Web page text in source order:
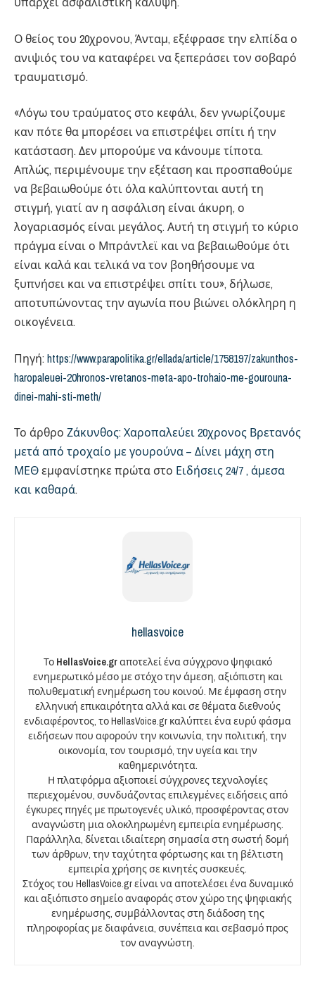
Ο θείος του 20χρονου, Άνταμ, εξέφρασε την ελπίδα ο
ανιψιός του να καταφέρει να ξεπεράσει τον σοβαρό
τραυματισμό.
«Λόγω του τραύματος στο κεφάλι, δεν γνωρίζουμε
καν πότε θα μπορέσει να επιστρέψει σπίτι ή την
κατάσταση. Δεν μπορούμε να κάνουμε τίποτα.
Απλώς, περιμένουμε την εξέταση και προσπαθούμε
να βεβαιωθούμε ότι όλα καλύπτονται αυτή τη
στιγμή, γιατί αν η ασφάλιση είναι άκυρη, ο
λογαριασμός είναι μεγάλος. Αυτή τη στιγμή το κύριο
πράγμα είναι ο Μπράντλεϊ και να βεβαιωθούμε ότι
είναι καλά και τελικά να τον βοηθήσουμε να
ξυπνήσει και να επιστρέψει σπίτι του», δήλωσε,
αποτυπώνοντας την αγωνία που βιώνει ολόκληρη η
οικογένεια.
Πηγή: https://www.parapolitika.gr/ellada/article/1758197/zakunthos-
haropaleuei-20hronos-vretanos-meta-apo-trohaio-me-gourouna-
dinei-mahi-sti-meth/
Το άρθρο Ζάκυνθος: Χαροπαλεύει 20χρονος Βρετανός
μετά από τροχαίο με γουρούνα – Δίνει μάχη στη
ΜΕΘεμφανίστηκε πρώτα στο Ειδήσεις 24/7 , άμεσα
και καθαρά.
hellasvoice
Το HellasVoice.grαποτελεί ένα σύγχρονο ψηφιακό
ενημερωτικό μέσο με στόχο την άμεση, αξιόπιστη και
πολυθεματική ενημέρωση του κοινού. Με έμφαση στην
ελληνική επικαιρότητα αλλά και σε θέματα διεθνούς
ενδιαφέροντος, το HellasVoice.gr καλύπτει ένα ευρύ φάσμα
ειδήσεων που αφορούν την κοινωνία, την πολιτική, την
οικονομία, τον τουρισμό, την υγεία και την
καθημερινότητα.
Η πλατφόρμα αξιοποιεί σύγχρονες τεχνολογίες
περιεχομένου, συνδυάζοντας επιλεγμένες ειδήσεις από
έγκυρες πηγές με πρωτογενές υλικό, προσφέροντας στον
αναγνώστη μια ολοκληρωμένη εμπειρία ενημέρωσης.
Παράλληλα, δίνεται ιδιαίτερη σημασία στη σωστή δομή
των άρθρων, την ταχύτητα φόρτωσης και τη βέλτιστη
εμπειρία χρήσης σε κινητές συσκευές.
Στόχος του HellasVoice.gr είναι να αποτελέσει ένα δυναμικό
και αξιόπιστο σημείο αναφοράς στον χώρο της ψηφιακής
ενημέρωσης, συμβάλλοντας στη διάδοση της
πληροφορίας με διαφάνεια, συνέπεια και σεβασμό προς
τον αναγνώστη.